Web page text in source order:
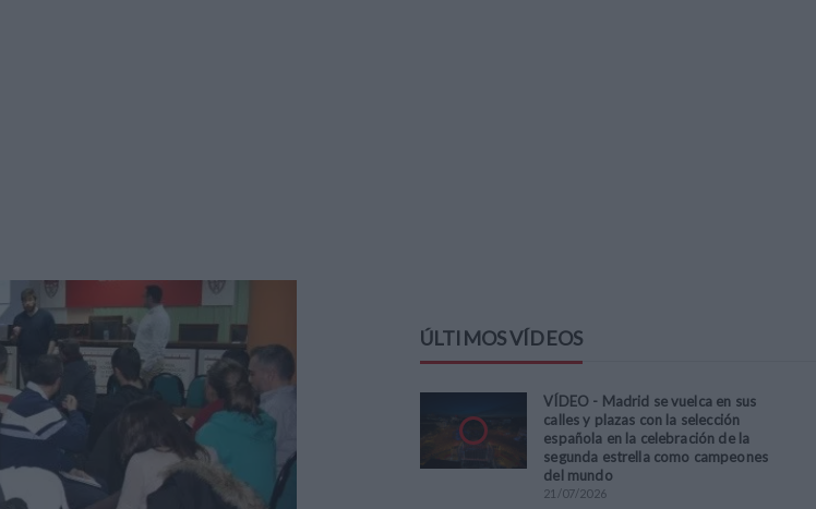
ÚLTIMOS VÍDEOS
VÍDEO - Madrid se vuelca en sus
calles y plazas con la selección
española en la celebración de la
segunda estrella como campeones
del mundo
21 /07/2026